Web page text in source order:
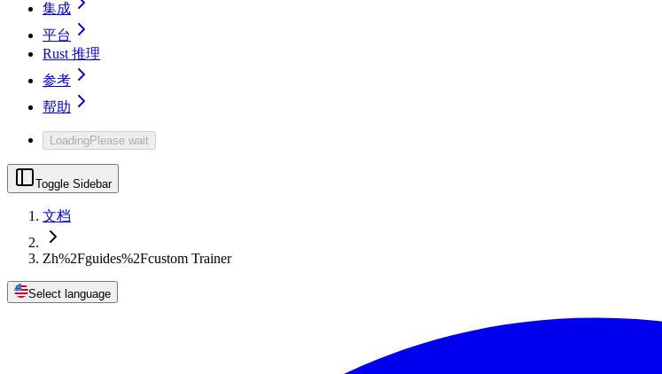
集成
平台
Rust 推理
参考
帮助
LoadingPlease wait
Toggle Sidebar
文档
Zh%2Fguides%2Fcustom Trainer
Select language